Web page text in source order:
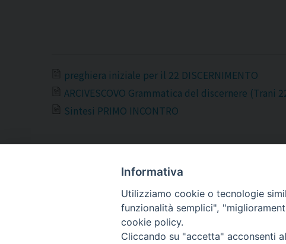
preghiera iniziale per il 22 DISCERNIMENTO
ARCIVESCOVO Grammatica del discernere (Trani
Sintesi PRIMO INCONTRO
Informativa
Utilizziamo cookie o tecnologie
funzionalità semplici",
cookie policy.
Cliccando su "accetta" acconsenti